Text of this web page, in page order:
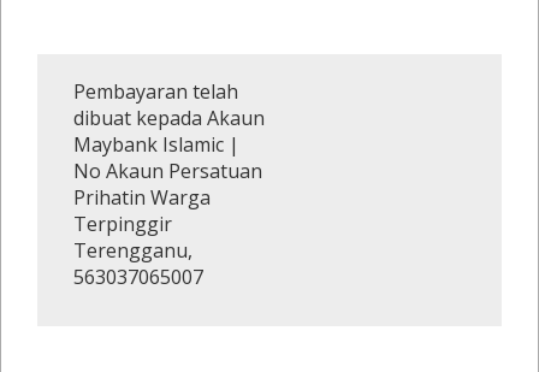
Pembayaran telah
dibuat kepada Akaun
Maybank Islamic |
No Akaun Persatuan
Prihatin Warga
Terpinggir
Terengganu,
563037065007